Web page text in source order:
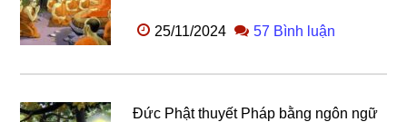
25/11/2024 57 Bình luận
Đức Phật thuyết Pháp bằng ngôn ngữ